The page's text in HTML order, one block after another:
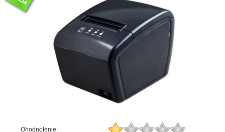
Ohodnotenie: